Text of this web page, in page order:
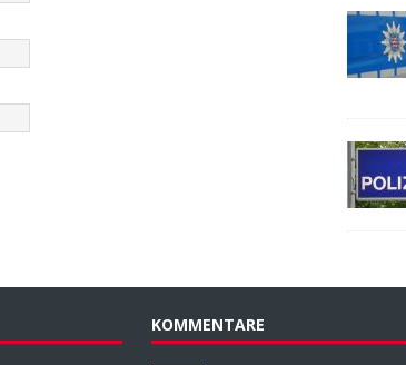
KOMMENTARE